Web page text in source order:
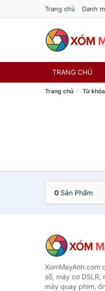
Trang chủ Danh
TRANG CHỦ
Trang chủ Từ khóa
0 Sản Phẩm
XomMayAnh.com
số, máy cơ
máy quay phim,